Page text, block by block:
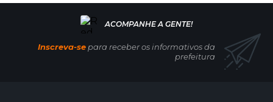
Inscreva-se para receber os informativos da
prefeitura